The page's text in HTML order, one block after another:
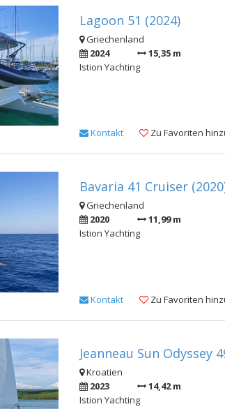
Lagoon 51 (2024)
Griechenland
2024
15,35 m
Istion Yachting
Kontakt Zu Favoriten
Bavaria 41 Cruiser
Griechenland
2020
11,99 m
Istion Yachting
Kontakt Zu Favoriten
Jeanneau Sun Odyssey
Kroatien
2023
14,42 m
Istion Yachting